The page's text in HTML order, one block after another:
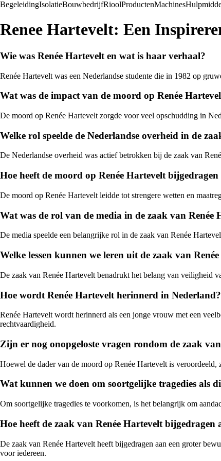
BegeleidingIsolatieBouwbedrijfRioolProductenMachines
Renee Hartevelt: Een
Wie was Renée Hartevelt en wat is haar verhaal?
Renée Hartevelt was een Nederlandse studente die in 1982 op
Wat was de impact van de moord op Renée
De moord op Renée Hartevelt zorgde voor veel opschudding in
Welke rol speelde de Nederlandse overheid in de
De Nederlandse overheid was actief betrokken bij de zaak van
Hoe heeft de moord op Renée Hartevelt
De moord op Renée Hartevelt leidde tot strengere wetten en
Wat was de rol van de media in de zaak van Renée
De media speelde een belangrijke rol in de zaak van Renée
Welke lessen kunnen we leren uit de zaak van
De zaak van Renée Hartevelt benadrukt het belang van veiligheid
Hoe wordt Renée Hartevelt herinnerd in Nederland?
Renée Hartevelt wordt herinnerd als een jonge vrouw met een
rechtvaardigheid.
Zijn er nog onopgeloste vragen rondom de zaak
Hoewel de dader van de moord op Renée Hartevelt is
Wat kunnen we doen om soortgelijke tragedies als
Om soortgelijke tragedies te voorkomen, is het belangrijk om
Hoe heeft de zaak van Renée Hartevelt
De zaak van Renée Hartevelt heeft bijgedragen aan een groter
voor iedereen.